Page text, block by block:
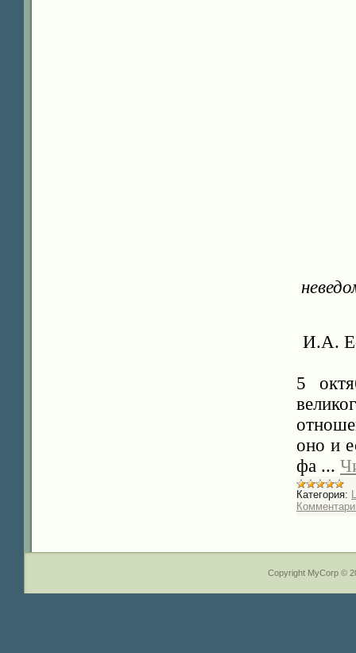
И.А.
5
оно и
фа ...
Категория:
Copyright MyCorp ©